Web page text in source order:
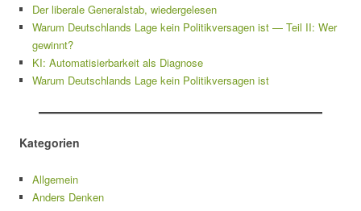
Der liberale Generalstab, wiedergelesen
Warum Deutschlands Lage kein Politikversagen ist — Teil II: Wer
gewinnt?
KI: Automatisierbarkeit als Diagnose
Warum Deutschlands Lage kein Politikversagen ist
Kategorien
Allgemein
Anders Denken